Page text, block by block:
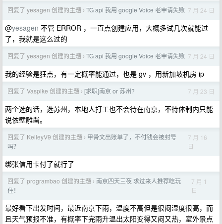
回复了 yesagen 创建的主题 › TG api 我用 google Voice 老申请失败 7 月 24 日
@yesagen 不管 ERROR ，一直点创建应用，大概多试几次就能过
了，我就是这么过的
回复了 yesagen 创建的主题 › TG api 我用 google Voice 老申请失败 7 月 24 日
我的经验是狂点，有一定概率能通过，也是 gv ，用新加坡机房 ip
回复了 Vaspike 创建的主题 › [求职]南京 or 苏州? 7 月 23 日
两个选的话，选苏州，本地人打工也不会待在南京，不待体制内只能
说依壁雕凿。
回复了 KelleyV9 创建的主题 › 甲骨文出账单了，不付钱会被封号
吗？
7 月 16
日
绑张信用卡付了就行了
回复了 programbao 创建的主题 › 南京四天三夜 求过来人推荐吃玩
住！
7 月 1
日
最好看下出发时间，最近南京下雨，温度不高但是很闷湿度很高，而
且天气预报不准，有概率下完雨升温出太阳变得又闷又热，室外景点